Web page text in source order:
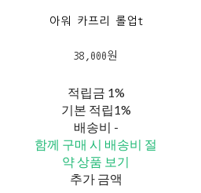
아워 카프리 롤업t
38,000원
적립금 1%
기본 적립1%
배송비 -
함께 구매 시 배송비 절
약 상품 보기
추가 금액